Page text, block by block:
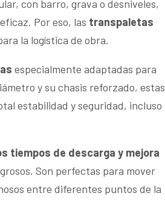
con barro, grava o desniveles,
Por eso, las transpaletas
la logística de obra.
especialmente adaptadas para
y su chasis reforzado, estas
estabilidad y seguridad, incluso
tiempos de descarga y mejora
Son perfectas para mover
entre diferentes puntos de la